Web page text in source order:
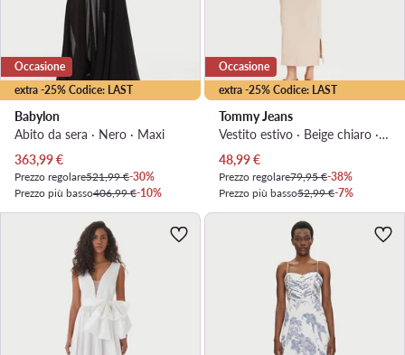
extra -25% Codice: LAST
Occasione
Babylon
Abito da sera · Nero · Maxi
Prezzo attuale
363,99€
Prezzo regolare521,99 €-30%
Prezzo più basso406,99 €-10%
extra -25% Codice: LAST
Occasione
Tommy Jeans
Vestito estivo · Beige chiaro · Midi
Prezzo attuale
48,99€
Prezzo regolare79,95 €-38%
Prezzo più basso52,99 €-7%